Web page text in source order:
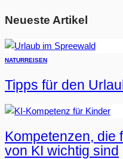
Neueste Artikel
NATURREISEN
Tipps für den
Kompetenzen, die
von KI wichtig sind